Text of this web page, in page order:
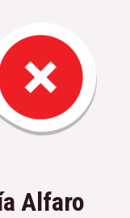
Alfaro